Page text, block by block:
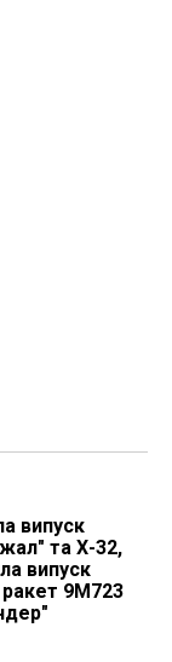
випуск
та Х-32,
випуск
ракет 9М723